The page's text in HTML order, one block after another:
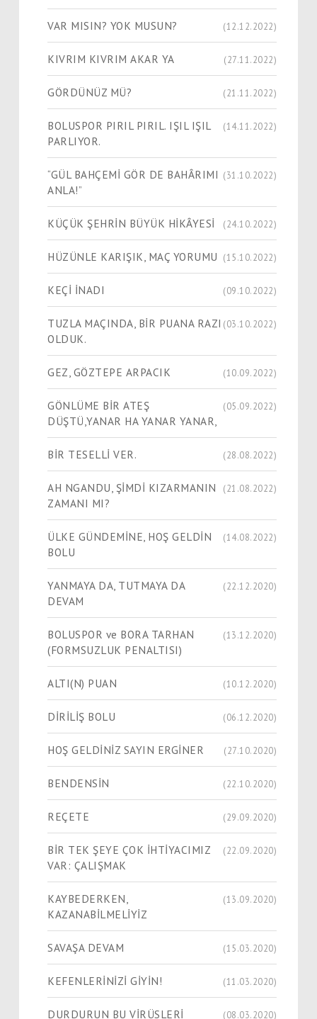
VAR MISIN? YOK MUSUN? (12.12.2022)
KIVRIM KIVRIM AKAR YA (27.11.2022)
GÖRDÜNÜZ MÜ? (21.11.2022)
BOLUSPOR PIRIL PIRIL. IŞIL IŞIL
PARLIYOR.
(14.11.2022)
“GÜL BAHÇEMİ GÖR DE BAHÂRIMI
ANLA!”
(31.10.2022)
KÜÇÜK ŞEHRİN BÜYÜK HİKÂYESİ (24.10.2022)
HÜZÜNLE KARIŞIK, MAÇ YORUMU (15.10.2022)
KEÇİ İNADI (09.10.2022)
TUZLA MAÇINDA, BİR PUANA RAZI
OLDUK.
(03.10.2022)
GEZ, GÖZTEPE ARPACIK (10.09.2022)
GÖNLÜME BİR ATEŞ
DÜŞTÜ,YANAR HA YANAR YANAR,
(05.09.2022)
BİR TESELLİ VER. (28.08.2022)
AH NGANDU, ŞİMDİ KIZARMANIN
ZAMANI MI?
(21.08.2022)
ÜLKE GÜNDEMİNE, HOŞ GELDİN
BOLU
(14.08.2022)
YANMAYA DA, TUTMAYA DA
DEVAM
(22.12.2020)
BOLUSPOR ve BORA TARHAN
(FORMSUZLUK PENALTISI)
(13.12.2020)
ALTI(N) PUAN (10.12.2020)
DİRİLİŞ BOLU (06.12.2020)
HOŞ GELDİNİZ SAYIN ERGİNER (27.10.2020)
BENDENSİN (22.10.2020)
REÇETE (29.09.2020)
BİR TEK ŞEYE ÇOK İHTİYACIMIZ
VAR: ÇALIŞMAK
(22.09.2020)
KAYBEDERKEN,
KAZANABİLMELİYİZ
(13.09.2020)
SAVAŞA DEVAM (15.03.2020)
KEFENLERİNİZİ GİYİN! (11.03.2020)
DURDURUN BU VİRÜSLERİ (08.03.2020)